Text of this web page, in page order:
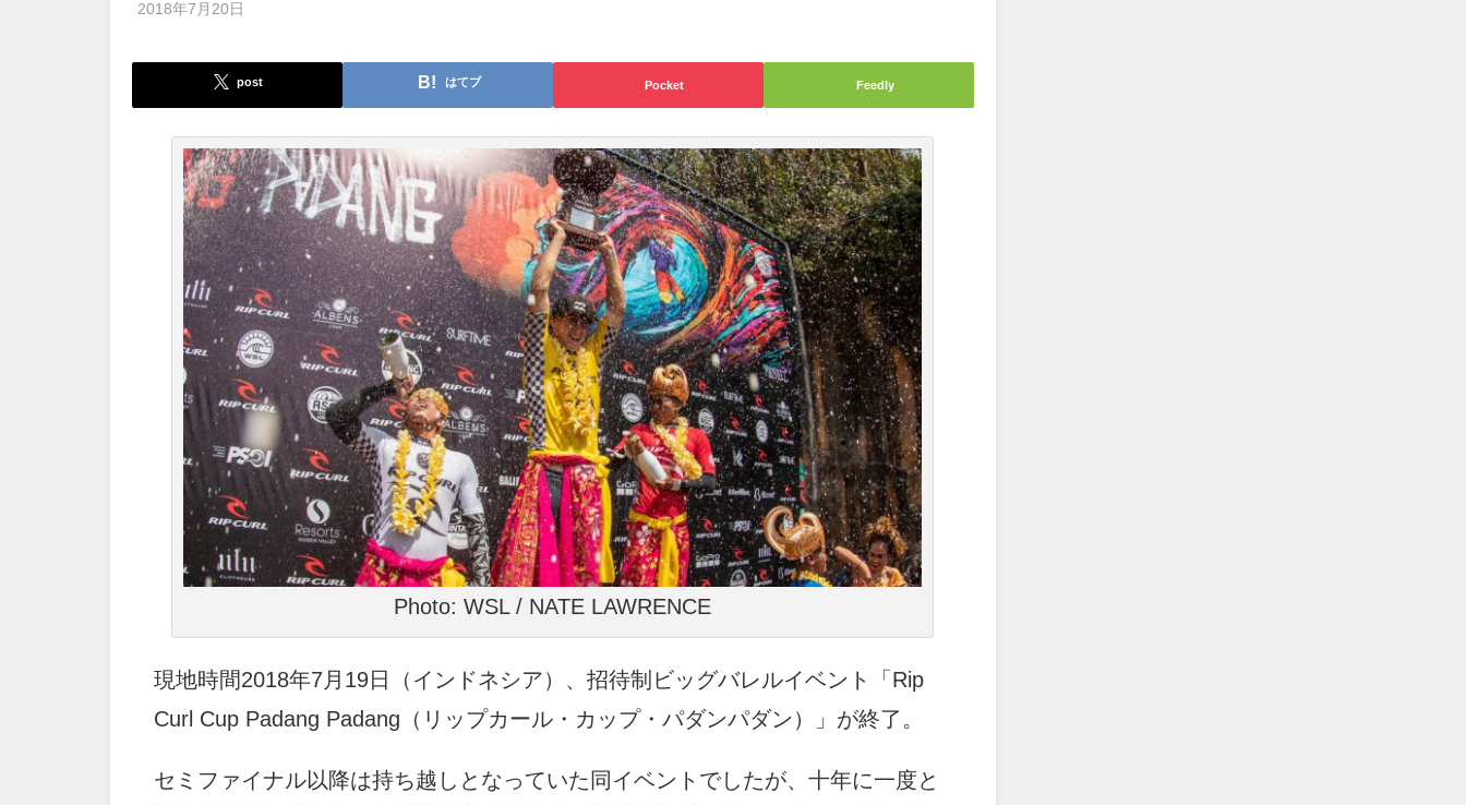
2018年7月20日
post はてブ Pocket Feedly
Photo: WSL / NATE LAWRENCE
現地時間2018年7月19日（インドネシア）、招待制ビッグバレルイベント「Rip
Curl Cup Padang Padang（リップカール・カップ・パダンパダン）」が終了。
セミファイナル以降は持ち越しとなっていた同イベントでしたが、十年に一度と